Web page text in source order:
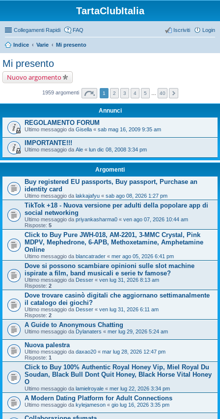
TartaClubItalia
Collegamenti Rapidi FAQ Login
Iscriviti
Indice Varie Mi presento
Mi presento
Nuovo argomento
1959 argomenti 1 2 3 4 5 40
Annunci
REGOLAMENTO FORUM
Ultimo messaggio da Gisella « sab mag 16, 2009 9:35 am
IMPORTANTE!!!
Ultimo messaggio da Ale « lun dic 08, 2008 3:34 pm
Argomenti
Buy registered EU passports, Buy passport, Purchase an
identity card
Ultimo messaggio da lakkajafyu « sab ago 08, 2026 1:27 pm
TikTok +18 - Nuova versione per adulti della popolare app di
social networking
Ultimo messaggio da priyankasharma0 « ven ago 07, 2026 10:44 am
Risposte: 5
Click to Buy Pure JWH-018, AM-2201, 3-MMC Crystal, Pink
MDPV, Mephedrone, 6-APB, Methoxetamine, Amphetamine
Online
Ultimo messaggio da blancatrader « mer ago 05, 2026 6:41 pm
Dove si possono scambiare opinioni sulle slot machine
ispirate a film, band musicali e serie tv famose?
Ultimo messaggio da Desser « ven lug 31, 2026 8:13 am
Risposte: 2
Dove trovare casinò digitali che aggiornano settimanalmente
il catalogo dei giochi?
Ultimo messaggio da Desser « ven lug 31, 2026 6:11 am
Risposte: 2
A Guide to Anonymous Chatting
Ultimo messaggio da Dylanaters « mer lug 29, 2026 5:24 am
Nuova palestra
Ultimo messaggio da daxao20 « mar lug 28, 2026 12:47 pm
Risposte: 1
Click to Buy 100% Authentic Royal Honey Vip, Miel Royal Du
Soudan, Black Bull Dont Quit Honey, Black Horse Vital Honey
O
Ultimo messaggio da lamielroyale « mer lug 22, 2026 3:34 pm
A Modern Dating Platform for Adult Connections
Ultimo messaggio da kylejameson « gio lug 16, 2026 3:35 pm